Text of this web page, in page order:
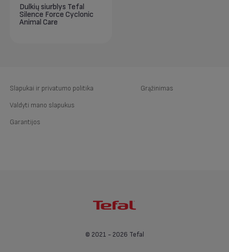
Dulkių siurblys Tefal
Silence Force Cyclonic
Animal Care
Slapukai ir privatumo politika
Valdyti mano slapukus
Garantijos
Grąžinimas
© 2021 - 2026 Tefal